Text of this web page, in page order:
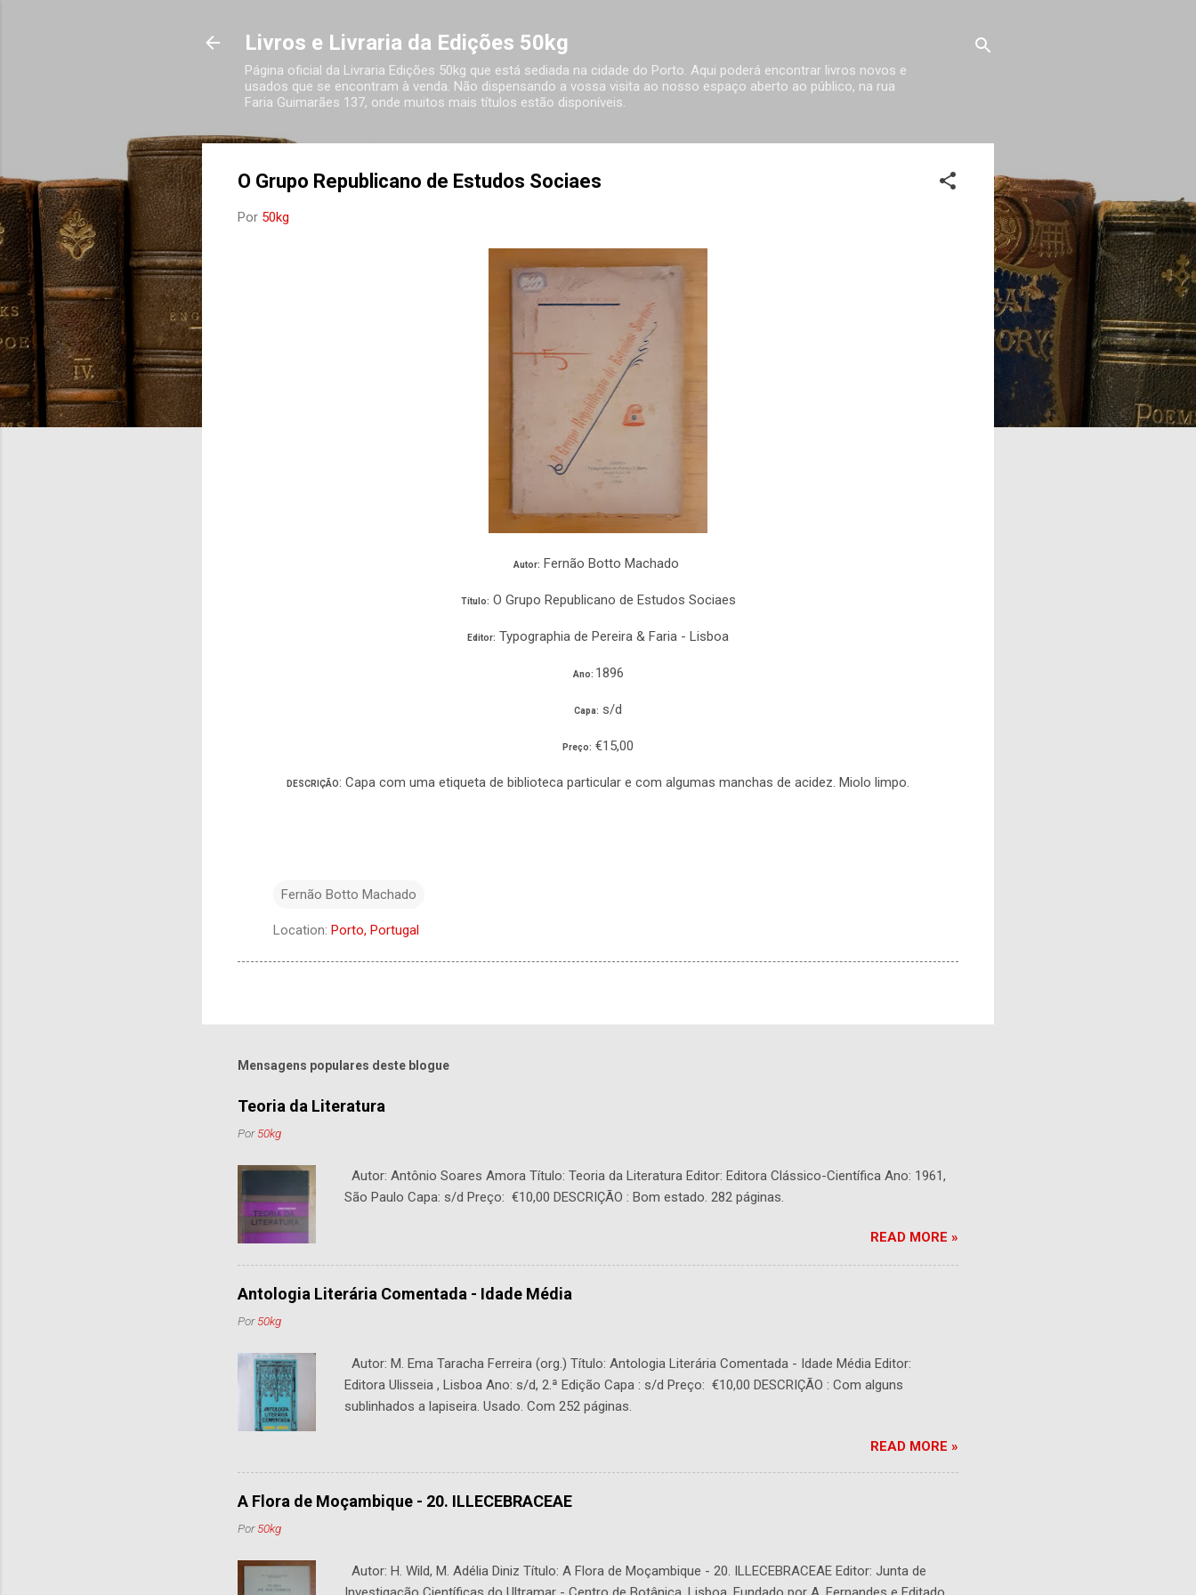
Livros e Livraria da Edições 50kg
Página oficial da Livraria Edições 50kg que está sediada na cidade do Porto. Aqui poderá encontrar livros novos e
usados que se encontram à venda. Não dispensando a vossa visita ao nosso espaço aberto ao público, na rua
Faria Guimarães 137, onde muitos mais títulos estão disponíveis.
O Grupo Republicano de Estudos Sociaes
Por 50kg
Autor: Fernão Botto Machado
Título: O Grupo Republicano de Estudos Sociaes
Editor: Typographia de Pereira & Faria - Lisboa
Ano: 1896
Capa: s/d
Preço: €15,00
DESCRIÇÃO: Capa com uma etiqueta de biblioteca particular e com algumas manchas de acidez. Miolo limpo.
Fernão Botto Machado
Location: Porto, Portugal
Mensagens populares deste blogue
Teoria da Literatura
Por50kg
Autor: Antônio Soares Amora Título: Teoria da Literatura Editor: Editora Clássico-Científica Ano: 1961,
São Paulo Capa: s/d Preço: €10,00 DESCRIÇÃO : Bom estado. 282 páginas.
READ MORE »
Antologia Literária Comentada - Idade Média
Por50kg
Autor: M. Ema Taracha Ferreira (org.) Título: Antologia Literária Comentada - Idade Média Editor:
Editora Ulisseia , Lisboa Ano: s/d, 2.ª Edição Capa : s/d Preço: €10,00 DESCRIÇÃO : Com alguns
sublinhados a lapiseira. Usado. Com 252 páginas.
READ MORE »
A Flora de Moçambique - 20. ILLECEBRACEAE
Por50kg
Autor: H. Wild, M. Adélia Diniz Título: A Flora de Moçambique - 20. ILLECEBRACEAE Editor: Junta de